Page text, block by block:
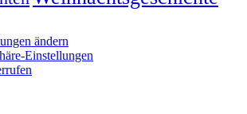
ändern
Einstellungen